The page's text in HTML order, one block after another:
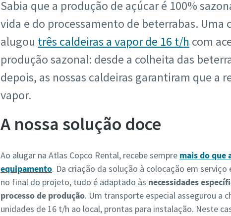
Sabia que a produção de açúcar é 100%
vida e do processamento de beterrabas.
alugou três caldeiras a vapor de 16 t/h com
produção sazonal: desde a colheita das
depois, as nossas caldeiras garantiram que
vapor.
A nossa solução doce
Ao alugar na Atlas Copco Rental, recebe sempre mais do que
equipamento. Da criação da solução à colocação em serviço
no final do projeto, tudo é adaptado às necessidades
processo de produção. Um transporte especial assegurou a
unidades de 16 t/h ao local, prontas para instalação. Neste